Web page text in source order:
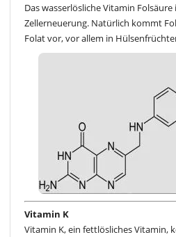
Das wasserlösliche Vitamin
Zellerneuerung. Natürlich kommt
Folat vor, vor allem in
Vitamin K
Vitamin K, ein fettlösliches Vitamin,